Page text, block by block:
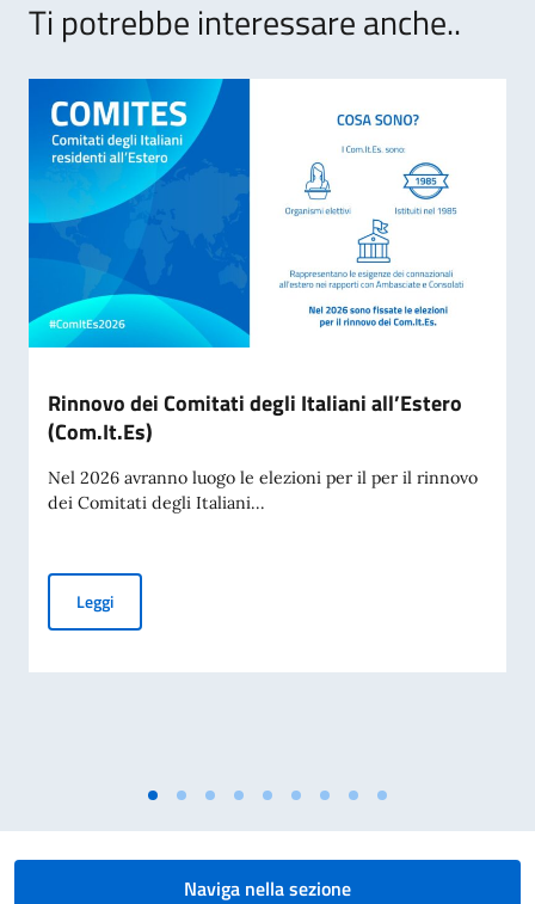
Ti potrebbe interessare anche..
Rinnovo dei Comitati degli Italiani all’Estero
(Com.It.Es)
Nel 2026 avranno luogo le elezioni per il per il rinnovo
dei Comitati degli Italiani...
LeggiRinnovo dei Comitati degli Italiani all’Estero (Com.It.Es)
Naviga nella sezione